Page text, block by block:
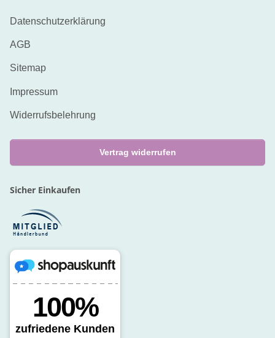
Datenschutzerklärung
AGB
Sitemap
Impressum
Widerrufsbelehrung
Vertrag widerrufen
Sicher Einkaufen